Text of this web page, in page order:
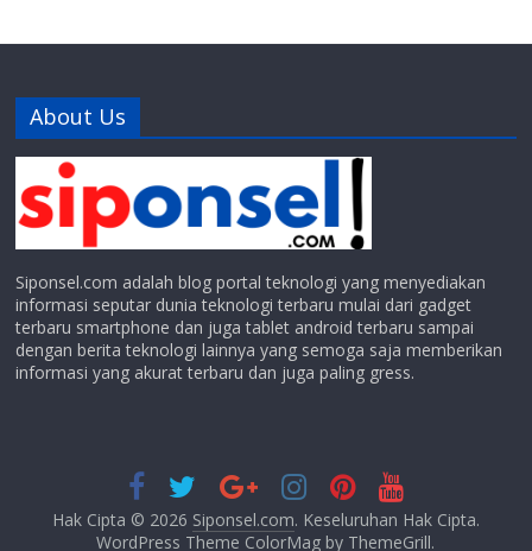
About Us
Siponsel.com adalah blog portal teknologi yang menyediakan
informasi seputar dunia teknologi terbaru mulai dari gadget
terbaru smartphone dan juga tablet android terbaru sampai
dengan berita teknologi lainnya yang semoga saja memberikan
informasi yang akurat terbaru dan juga paling gress.
Hak Cipta © 2026 Siponsel.com. Keseluruhan Hak Cipta.
WordPress Theme ColorMag by ThemeGrill.